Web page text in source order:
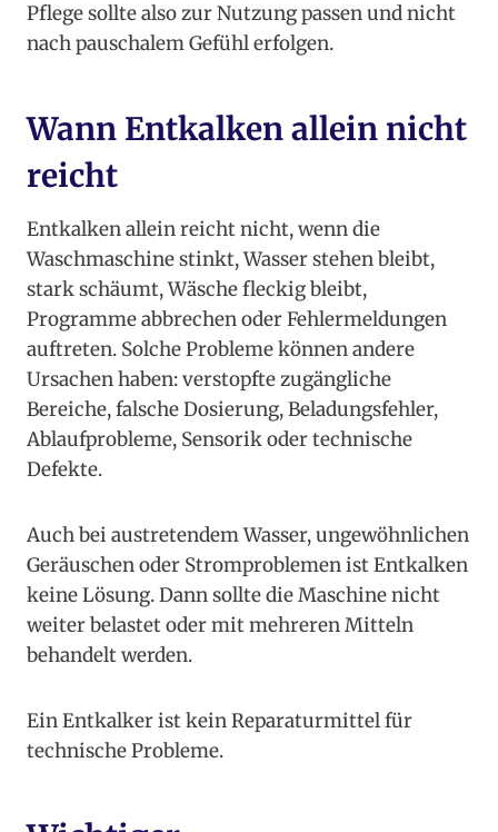
Pflege sollte also zur Nutzung passen und nicht
nach pauschalem Gefühl erfolgen.
Wann Entkalken allein nicht
reicht
Entkalken allein reicht nicht, wenn die
Waschmaschine stinkt, Wasser stehen bleibt,
stark schäumt, Wäsche fleckig bleibt,
Programme abbrechen oder Fehlermeldungen
auftreten. Solche Probleme können andere
Ursachen haben: verstopfte zugängliche
Bereiche, falsche Dosierung, Beladungsfehler,
Ablaufprobleme, Sensorik oder technische
Defekte.
Auch bei austretendem Wasser, ungewöhnlichen
Geräuschen oder Stromproblemen ist Entkalken
keine Lösung. Dann sollte die Maschine nicht
weiter belastet oder mit mehreren Mitteln
behandelt werden.
Ein Entkalker ist kein Reparaturmittel für
technische Probleme.